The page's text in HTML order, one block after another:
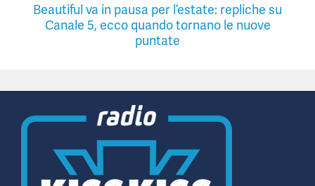
Beautiful va in pausa per l’estate: repliche su
Canale 5, ecco quando tornano le nuove
puntate